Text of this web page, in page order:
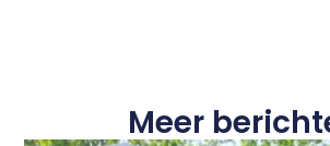
Meer